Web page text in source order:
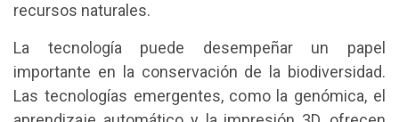
recursos naturales.
La tecnología puede desempeñar un papel
importante en la conservación de la biodiversidad.
Las tecnologías emergentes, como la genómica, el